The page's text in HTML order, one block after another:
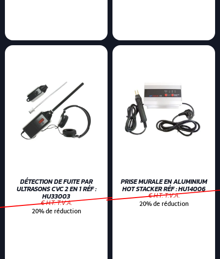
DÉTECTION DE FUITE PAR
ULTRASONS CVC 2 EN 1 RÉF :
HU33003
€ H.T. T.V.A.
20% de réduction
PRISE MURALE EN ALUMINIUM
HOT STACKER RÉF : HU14006
€ H.T. T.V.A.
20% de réduction